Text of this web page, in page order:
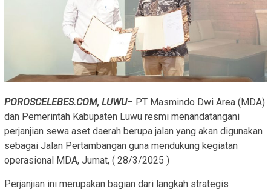
POROSCELEBES.COM, LUWU– PT Masmindo Dwi Area (MDA)
dan Pemerintah Kabupaten Luwu resmi menandatangani
perjanjian sewa aset daerah berupa jalan yang akan digunakan
sebagai Jalan Pertambangan guna mendukung kegiatan
operasional MDA, Jumat, ( 28/3/2025 )
Perjanjian ini merupakan bagian dari langkah strategis